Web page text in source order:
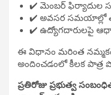
✔️ మెంబర్ ఫిర్యాదుల
✔️ అవసర సమయాల్లో
✔️ ఉద్యోగదారులపై
ఈ విధానం మరింత
అందించడంలో కీలక పాత్ర
ప్రతిరోజు ప్రభుత్వ